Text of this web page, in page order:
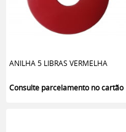
ANILHA 5 LIBRAS VERMELHA